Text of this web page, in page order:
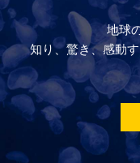
地球
知り、驚き、感動